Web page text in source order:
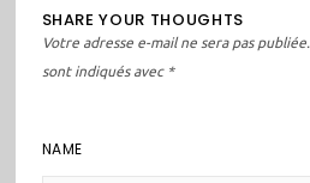
SHARE YOUR THOUGHTS
Votre adresse e-mail ne sera pas publiée.
sont indiqués avec *
NAME